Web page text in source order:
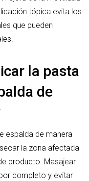
tópica evita los
que pueden
la pasta
de
espalda de manera
la zona afectada
producto. Masajear
completo y evitar